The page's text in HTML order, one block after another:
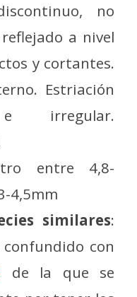
no
a nivel
y cortantes.
Estriación
irregular.
entre 4,8-
4,5mm
similares:
con
de la que se